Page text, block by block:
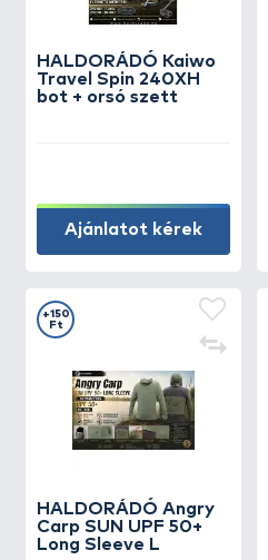
HALDORÁDÓ Kaiwo
Travel Spin 240XH
bot + orsó szett
Ajánlatot kérek
HALDORÁDÓ Angry
Carp SUN UPF 50+
Long Sleeve L
+150
Ft